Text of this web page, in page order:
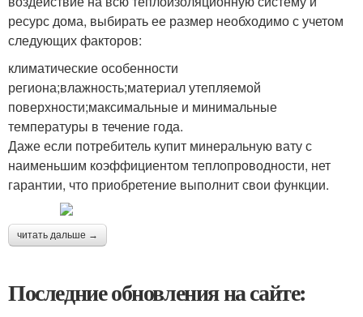
ресурс дома, выбирать ее размер необходимо с учетом
следующих факторов:
климатические особенности
региона;влажность;материал утепляемой
поверхности;максимальные и минимальные
температуры в течение года.
Даже если потребитель купит минеральную вату с
наименьшим коэффициентом теплопроводности, нет
гарантии, что приобретение выполнит свои функции.
читать дальше →
Последние обновления на сайте: